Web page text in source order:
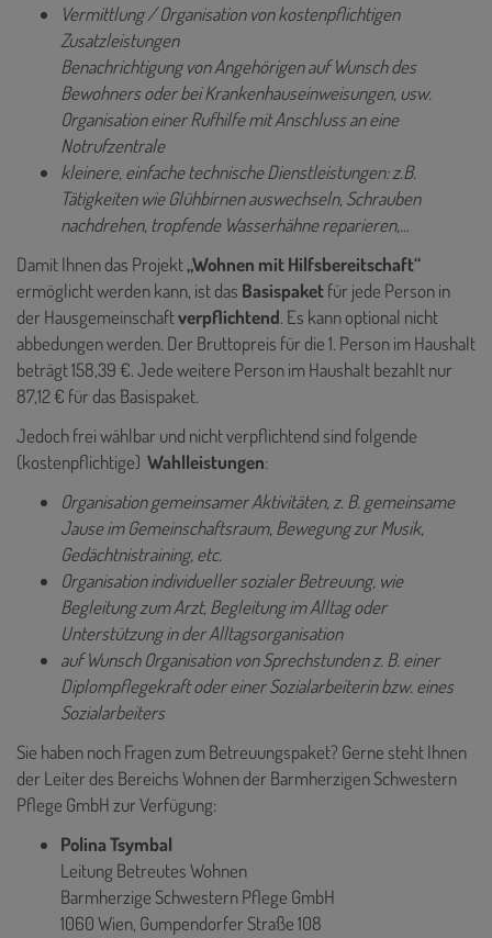
Vermittlung / Organisation von kostenpflichtigen
Zusatzleistungen
Benachrichtigung von Angehörigen auf Wunsch des
Bewohners oder bei Krankenhauseinweisungen, usw.
Organisation einer Rufhilfe mit Anschluss an eine
Notrufzentrale
kleinere, einfache technische Dienstleistungen: z.B.
Tätigkeiten wie Glühbirnen auswechseln, Schrauben
nachdrehen, tropfende Wasserhähne reparieren,...
Damit Ihnen das Projekt„Wohnen mit Hilfsbereitschaft“
ermöglicht werden kann, ist das Basispaketfür jede Person in
der Hausgemeinschaftverpflichtend. Es kann optional nicht
abbedungen werden. Der Bruttopreis für die 1. Person im Haushalt
beträgt 158,39 €. Jede weitere Person im Haushalt bezahlt nur
87,12 € für das Basispaket.
Jedoch frei wählbar und nicht verpflichtend sind folgende
(kostenpflichtige) Wahlleistungen:
Organisation gemeinsamer Aktivitäten, z. B. gemeinsame
Jause im Gemeinschaftsraum, Bewegung zur Musik,
Gedächtnistraining, etc.
Organisation individueller sozialer Betreuung, wie
Begleitung zum Arzt, Begleitung im Alltag oder
Unterstützung in der Alltagsorganisation
auf Wunsch Organisation von Sprechstunden z. B. einer
Diplompflegekraft oder einer Sozialarbeiterin bzw. eines
Sozialarbeiters
Sie haben noch Fragen zum Betreuungspaket? Gerne steht Ihnen
der Leiter des Bereichs Wohnen der Barmherzigen Schwestern
Pflege GmbH zur Verfügung:
Polina Tsymbal
Leitung Betreutes Wohnen
Barmherzige Schwestern Pflege GmbH
1060 Wien, Gumpendorfer Straße 108